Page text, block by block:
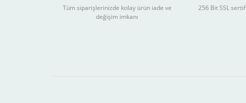
Sitemizden yapacağınız tüm alışverişlerde aşağıdaki adımları
Tüm siparişlerinizde kolay ürün iade ve
değişim imkanı
256 Bit SSL